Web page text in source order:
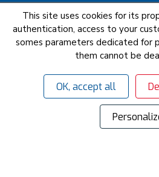
C.G.U
© 2018 - 2026 Gervais - Tous droits réservés.
This site uses cookies for its
authentication, access to your
somes parameters dedicated for
them cannot be
OK, accept all